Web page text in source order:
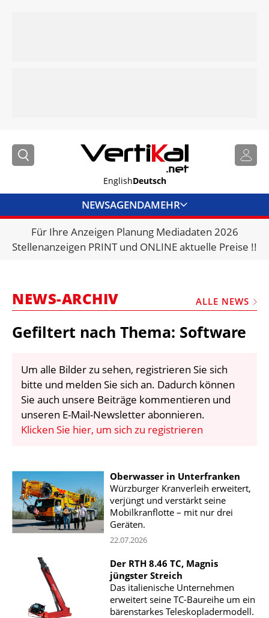
EnglishDeutsch
NEWSAGENDAMEHR
BRANCHENLINKS
VERMIETER
MARKTPLATZ
BIBLIOTHEK
KRAN & BÜHNE
MEDIADATEN
WÄHRUNGSRECHNER
KONTAKT
Für Ihre Anzeigen Planung Mediadaten 2026
Stellenanzeigen PRINT und ONLINE aktuelle Preise !!
NEWS-ARCHIV ALLE NEWS
Gefiltert nach Thema: Software
Um alle Bilder zu sehen, registrieren Sie sich
bitte und melden Sie sich an. Dadurch können
Sie auch unsere Beiträge kommentieren und
unseren E-Mail-Newsletter abonnieren.
Klicken Sie hier, um sich zu registrieren
Oberwasser in Unterfranken
Würzburger Kranverleih erweitert,
verjüngt und verstärkt seine
Mobilkranflotte – mit nur drei
Geräten.
22.07.2026
Der RTH 8.46 TC, Magnis
jüngster Streich
Das italienische Unternehmen
erweitert seine TC-Baureihe um ein
bärenstarkes Teleskopladermodell.